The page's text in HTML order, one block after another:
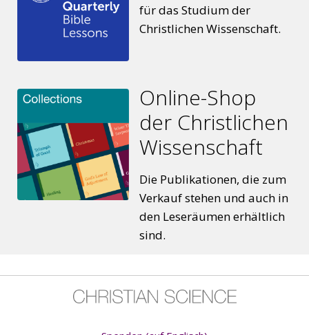
Sei ein Drachentöter!
Abigajils Geschichte
für das Studium der
Christlichen Wissenschaft.
Online-Shop
der Christlichen
Wissenschaft
Die Publikationen, die zum
Verkauf stehen und auch in
den Leseräumen erhältlich
sind.